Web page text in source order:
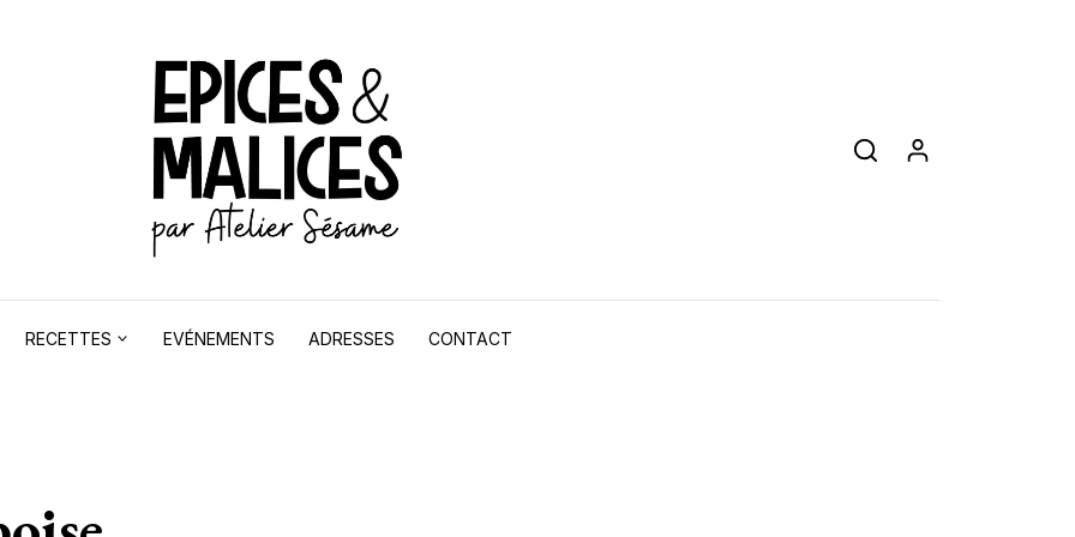
RECETTES EVÉNEMENTS ADRESSES CONTACT